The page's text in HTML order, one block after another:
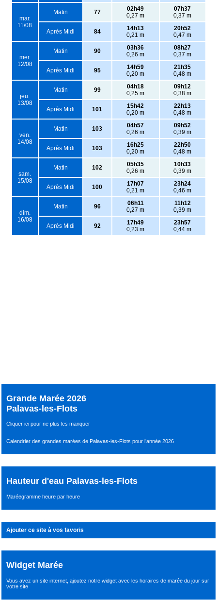
mar.
11/08
Matin 77
02h49
0,27 m
07h37
0,37 m
Après Midi 84
14h13
0,21 m
20h52
0,47 m
mer.
12/08
Matin 90
03h36
0,26 m
08h27
0,37 m
Après Midi 95
14h59
0,20 m
21h35
0,48 m
jeu.
13/08
Matin 99
04h18
0,25 m
09h12
0,38 m
Après Midi 101
15h42
0,20 m
22h13
0,48 m
ven.
14/08
Matin 103
04h57
0,26 m
09h52
0,39 m
Après Midi 103
16h25
0,20 m
22h50
0,48 m
sam.
15/08
Matin 102
05h35
0,26 m
10h33
0,39 m
Après Midi 100
17h07
0,21 m
23h24
0,46 m
dim.
16/08
Matin 96
06h11
0,27 m
11h12
0,39 m
Après Midi 92
17h49
0,23 m
23h57
0,44 m
Grande Marée 2026
Palavas-les-Flots
Cliquer ici pour ne plus les manquer
Calendrier des grandes marées de Palavas-les-Flots pour l’année 2026
Hauteur d'eau Palavas-les-Flots
Maréegramme heure par heure
Ajouter ce site à vos favoris
Widget Marée
Vous avez un site internet,ajoutez notre widget avec les horaires de marée du joursur
votre site